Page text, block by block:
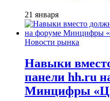
21 января
Новости рынка
Навыки
панели hh.ru
Минцифры